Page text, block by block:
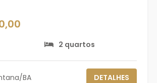
2 quartos
BA DETALHES